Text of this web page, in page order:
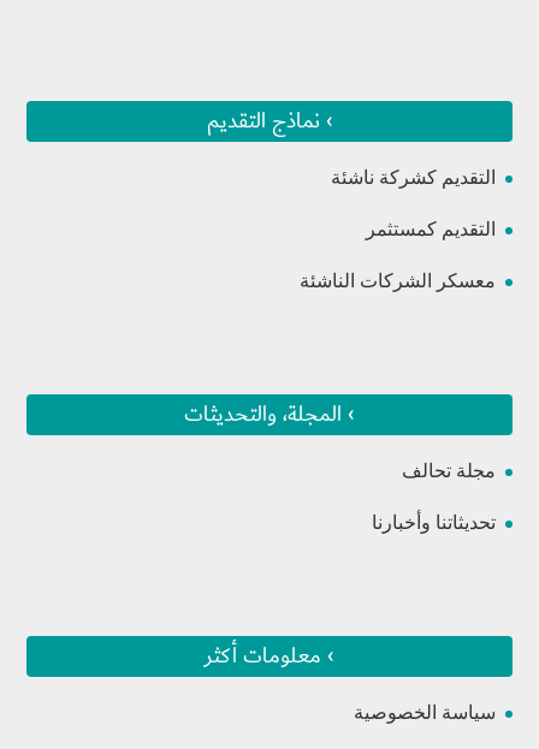
› نماذج التقديم
التقديم كشركة ناشئة
التقديم كمستثمر
معسكر الشركات الناشئة
› المجلة، والتحديثات
مجلة تحالف
تحديثاتنا وأخبارنا
› معلومات أكثر
سياسة الخصوصية